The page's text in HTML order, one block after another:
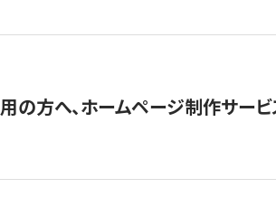
の方へ、ホームページ制作サー